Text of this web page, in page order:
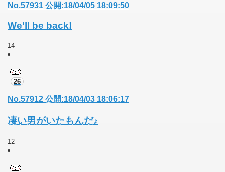
No.57931 公開:18/04/05 18:09:50
We'll be back!
14
26
No.57912 公開:18/04/03 18:06:17
凄い男がいたもんだ♪
12